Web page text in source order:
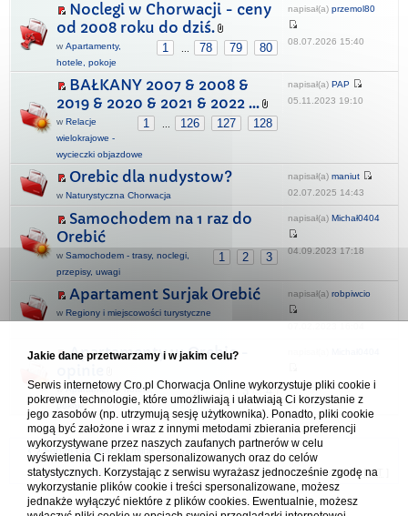
Noclegi w Chorwacji - ceny
od 2008 roku do dziś.
1 78 79 80
w Apartamenty,
hotele, pokoje
napisał(a) przemol80
08.07.2026 15:40
BAŁKANY 2007 & 2008 &
2019 & 2020 & 2021 & 2022 ...
1 126 127 128
w Relacje
wielokrajowe -
wycieczki objazdowe
napisał(a) PAP
05.11.2023 19:10
Orebic dla nudystow?
w Naturystyczna Chorwacja
napisał(a) maniut
02.07.2025 14:43
Samochodem na 1 raz do
Orebić
1 2 3
w Samochodem - trasy, noclegi,
przepisy, uwagi
napisał(a) Michał0404
04.09.2023 17:18
Apartament Surjak Orebić
w Regiony i miejscowości turystyczne
napisał(a) robpiwcio
Apartamenty w Orebic -
1 2 3 4
wApartamenty, hotele,
pokoje
15.08.2023 13:54
Forum Chorwacja Online - Cro.pl
Usuń ciasteczka• Strefa czasowa: UTC + 1 (Polska - czas zimowy) [ DST
Jakie dane przetwarzamy i w jakim celu?
Serwis internetowy Cro.pl Chorwacja Online wykorzystuje pliki cookie i
pokrewne technologie, które umożliwiają i ułatwiają Ci korzystanie z
jego zasobów (np. utrzymują sesję użytkownika). Ponadto, pliki cookie
mogą być założone i wraz z innymi metodami zbierania preferencji
wykorzystywane przez naszych zaufanych partnerów w celu
wyświetlenia Ci reklam spersonalizowanych oraz do celów
statystycznych. Korzystając z serwisu wyrażasz jednocześnie zgodę na
wykorzystanie plików cookie i treści spersonalizowane, możesz
jednakże wyłączyć niektóre z plików cookies. Ewentualnie, możesz